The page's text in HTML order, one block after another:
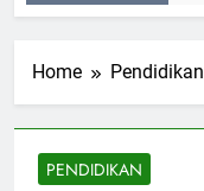
Home Pendidikan
PENDIDIKAN